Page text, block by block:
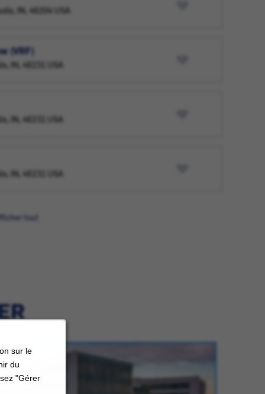
sur le
du
"Gérer
IN, 46204 USA
(VRF)
IN, 46231 USA
IN, 46231 USA
IN, 46231 USA
tout